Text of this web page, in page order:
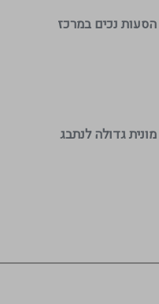
הסעות נכים במרכז
מונית גדולה לנתבג